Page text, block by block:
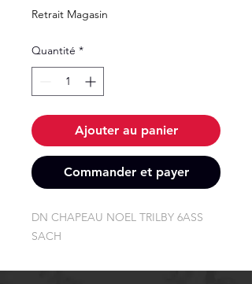
Retrait Magasin
Quantité *
Ajouter au panier
Commander et payer
DN CHAPEAU NOEL TRILBY 6ASS
SACH